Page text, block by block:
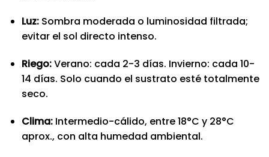
Luz:Sombra moderada o luminosidad filtrada;
evitar el sol directo intenso.
Riego:Verano: cada 2-3 días. Invierno: cada 10-
14 días. Solo cuando el sustrato esté totalmente
seco.
Clima:Intermedio-cálido, entre 18°C y 28°C
aprox., con alta humedad ambiental.